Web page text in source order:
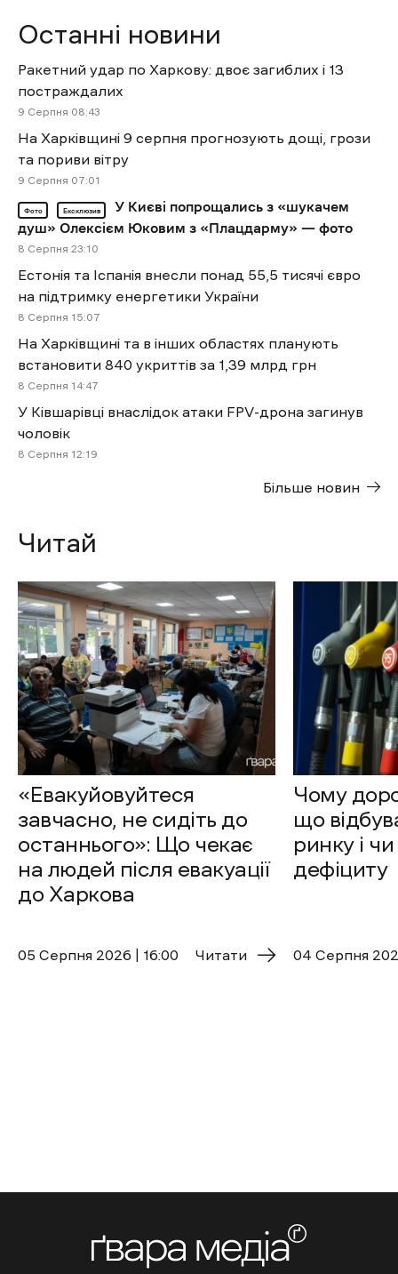
Останні новини
Ракетний удар по Харкову: двоє загиблих і 13
постраждалих
9 Cерпня 08:43
На Харківщині 9 серпня прогнозують дощі, грози
та пориви вітру
9 Cерпня 07:01
Фото Ексклюзив
У Києві попрощались з «шукачем
душ» Олексієм Юковим з «Плацдарму» — фото
8 Cерпня 23:10
Естонія та Іспанія внесли понад 55,5 тисячі євро
на підтримку енергетики України
8 Cерпня 15:07
На Харківщині та в інших областях планують
встановити 840 укриттів за 1,39 млрд грн
8 Cерпня 14:47
У Ківшарівці внаслідок атаки FPV-дрона загинув
чоловік
8 Cерпня 12:19
Більше новин
Читай
«Евакуйовуйтеся
завчасно, не сидіть до
останнього»: Що чекає
на людей після евакуації
до Харкова
05 Cерпня 2026 | 16:00 Читати
Чому
що
ринку і
дефіциту
04 Cерпня